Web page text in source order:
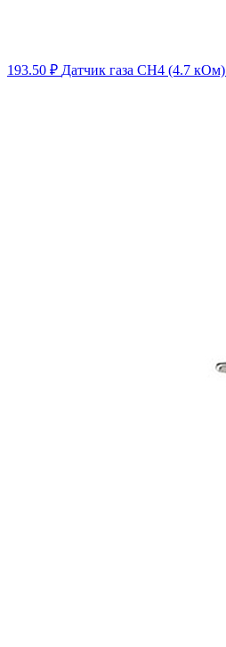
193.50 ₽ Датчик газа СH4 (4.7 кОм)